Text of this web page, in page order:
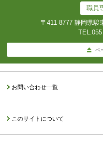
職員
〒411-8777 静岡県駿
TEL.
ペ
お問い合わせ一覧
このサイトについて